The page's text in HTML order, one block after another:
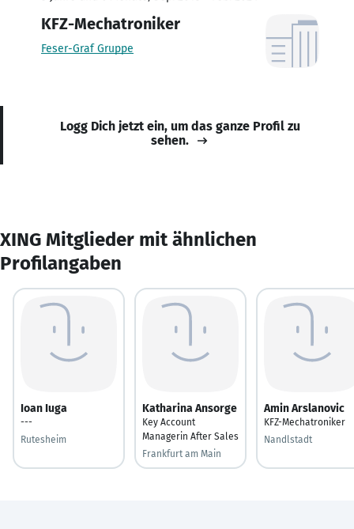
KFZ-Mechatroniker
Feser-Graf Gruppe
Logg Dich jetzt ein, um das ganze Profil zu
sehen.
XING Mitglieder mit ähnlichen
Profilangaben
Ioan Iuga
---
Rutesheim
Katharina Ansorge
Key Account
Managerin After Sales
Frankfurt am Main
Amin Arslanovic
KFZ-Mechatroniker
Nandlstadt